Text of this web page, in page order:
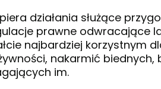
działania służące
prawne odwracające
najbardziej korzystnym
nakarmić
im.